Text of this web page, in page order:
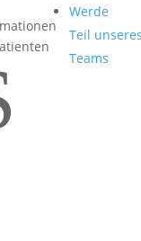
Werde
Teil
Teams